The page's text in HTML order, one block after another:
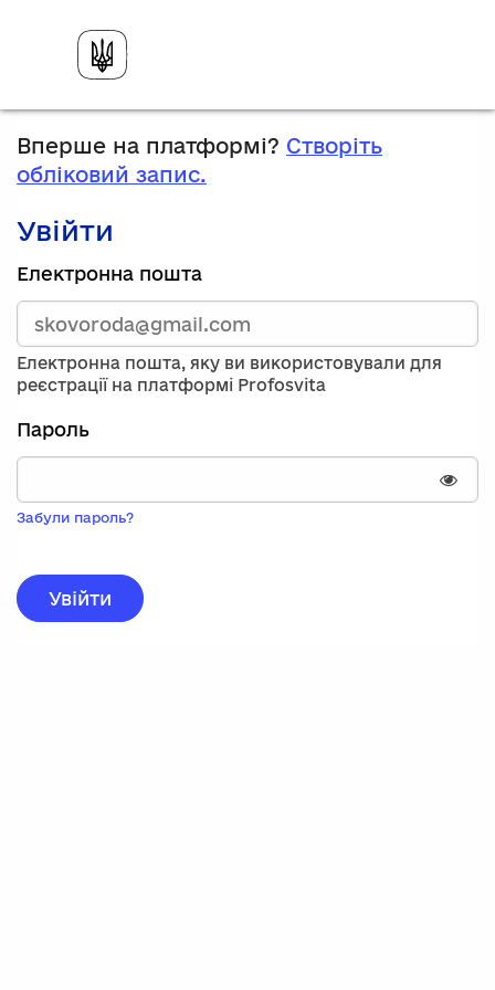
Вперше на платформі? Створіть
обліковий запис.
Увійти
Зареєструйтесь,
використавши
електронну
адресу
та
пароль.
Якщо
вас
немає
запису,
натисніть
реєстрації.
Електронна пошта
Електронна пошта, яку ви використовували для
реєстрації на платформі Profosvita
Пароль
Забули пароль?
Увійти